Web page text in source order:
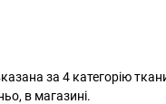
за 4 категорію
в магазині.